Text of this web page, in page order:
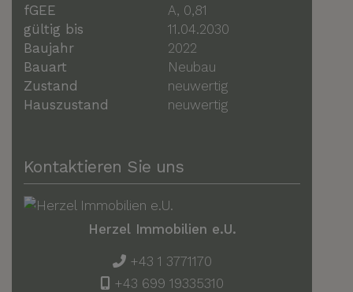
fGEE
A, 0,81
gültig bis
11.04.2030
Baujahr
2022
Bauart
Neubau
Zustand
neuwertig
Hauszustand
neuwertig
Kontaktieren Sie uns
Herzel Immobilien e.U.
+43 1 3771170
+43 699 19335310